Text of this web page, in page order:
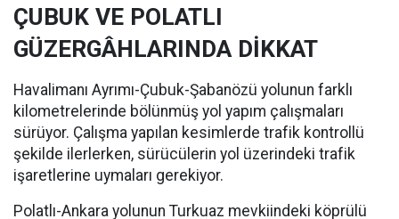
ÇUBUK VE POLATLI
GÜZERGÂHLARINDA DİKKAT
Havalimanı Ayrımı-Çubuk-Şabanözü yolunun farklı
kilometrelerinde bölünmüş yol yapım çalışmaları
sürüyor. Çalışma yapılan kesimlerde trafik kontrollü
şekilde ilerlerken, sürücülerin yol üzerindeki trafik
işaretlerine uymaları gerekiyor.
Polatlı-Ankara yolunun Turkuaz mevkiindeki köprülü